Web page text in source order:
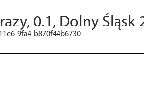
0.1, Dolny Śląsk
9fa4-b870f44b6730